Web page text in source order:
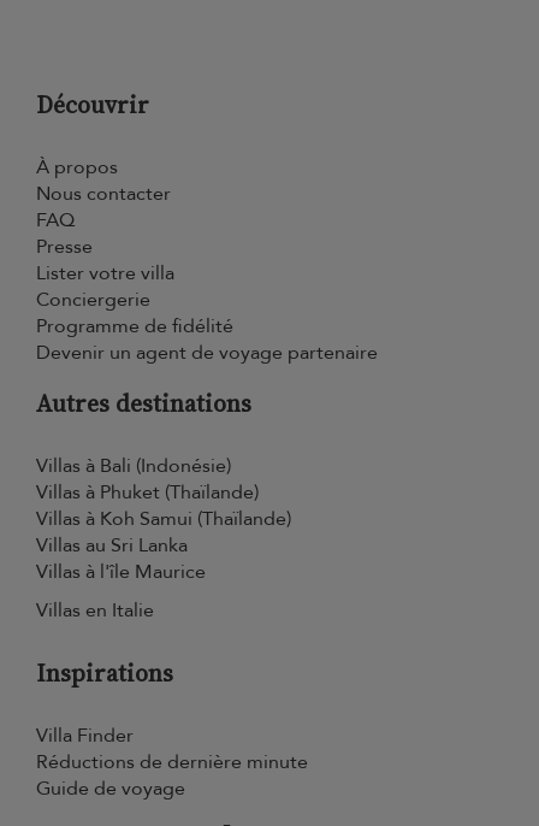
Découvrir
À propos
Nous contacter
FAQ
Presse
Lister votre villa
Conciergerie
Programme de fidélité
Devenir un agent de voyage partenaire
Autres destinations
Villas à Bali (Indonésie)
Villas à Phuket (Thaïlande)
Villas à Koh Samui (Thaïlande)
Villas au Sri Lanka
Villas à l'île Maurice
Villas en Italie
Inspirations
Villa Finder
Réductions de dernière minute
Guide de voyage